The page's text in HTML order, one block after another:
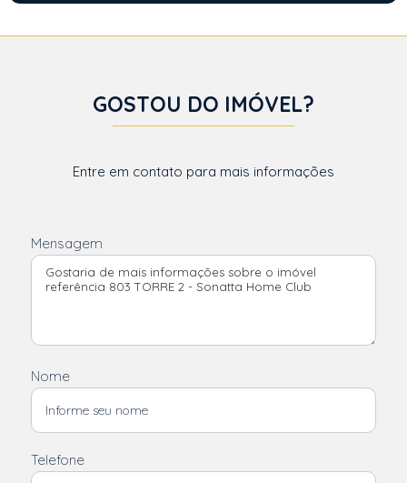
GOSTOU DO IMÓVEL?
Entre em contato para mais informações
Mensagem
Nome
Telefone